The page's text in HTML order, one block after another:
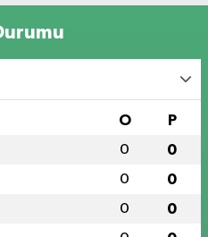
O P
0 0
0 0
0 0